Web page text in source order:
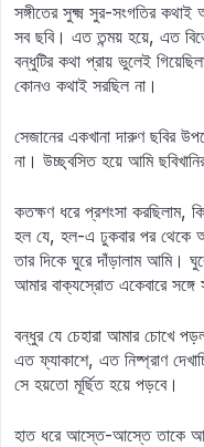
সঙ্গীতের সুক্ষ্ম সুর-সংগতির
সব ছবি। এত তন্ময় হয়ে, এত
বন্ধুটির কথা প্রায় ভুলেই
কোনও কথাই সরছিল না।
সেজানের একখানা দারুণ ছবির
না। উচ্ছ্বসিত হয়ে আমি
কতক্ষণ ধরে প্রশংসা করছিলাম,
হল যে, হল-এ ঢুকবার পর থেকে
তার দিকে ঘুরে দাঁড়ালাম আমি।
আমার বাক্যস্রোত একেবারে সঙ্গে
বন্ধুর যে চেহারা আমার চোখে
এত ফ্যাকাশে, এত নিষ্প্রাণ
সে হয়তো মূৰ্ছিত হয়ে পড়বে।
হাত ধরে আস্তে-আস্তে তাকে